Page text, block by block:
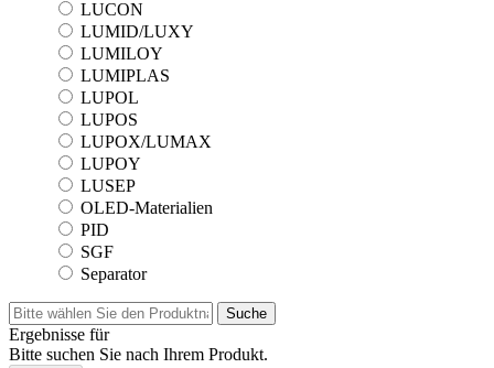
LUCON
LUMID/LUXY
LUMILOY
LUMIPLAS
LUPOL
LUPOS
LUPOX/LUMAX
LUPOY
LUSEP
OLED-Materialien
PID
SGF
Separator
Suche
Ergebnisse für
Bitte suchen Sie nach Ihrem Produkt.